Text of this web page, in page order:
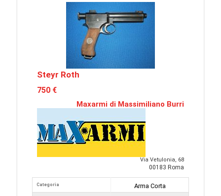
Steyr Roth
750 €
Maxarmi di Massimiliano Burri
Via Vetulonia, 68
00183 Roma
Categoria
Arma Corta